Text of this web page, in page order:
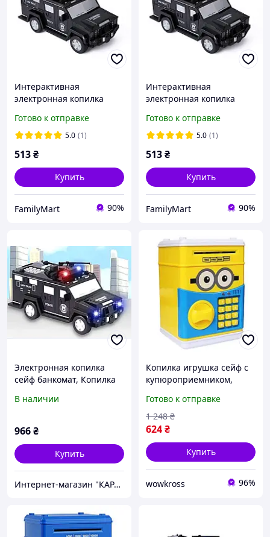
Интерактивная
электронная копилка
замком FM227
Готово к отправке
5.0 (1)
513₴
Купить
FamilyMart 90%
Интерактивная
электронная копилка
замком. Уценка !!! FM227
Готово к отправке
5.0 (1)
513₴
Купить
FamilyMart 90%
Электронная копилка
сейф банкомат, Копилка
детская машинка для
детская, XXK
В наличии
966₴
Купить
Интернет-магазин "КАРАПУЗИК"
Копилка игрушка сейф с
купюроприемником,
Детская электронная с
кодом FH-19 NEW
Готово к отправке
624₴
1 248 ₴
Купить
wowkross 96%